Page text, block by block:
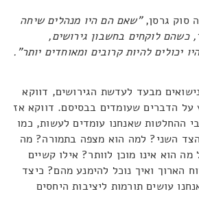
סוק גרסן,"שאם הם היו מנהלים שיחה
כשהם לוקחים בחשבון גירושים,
יכולים להיות קרובים ומאוחדים יותר".
מבעד לעדשת הגירושים, דווקא
הדברים שעומדים בבסיסם. דווקא אז
ההחלטות שאנחנו עומדים לעשות, כמו
השני? למה הוא מצפה בתמורה? מה
הוא אינו מוכן לוותר? אילו קשיים
הארוך ואיך נוכל להימנע מהם? כיצד
עושים תורמות ליציבות היחסים